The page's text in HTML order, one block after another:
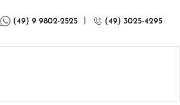
(49) 9 9802-2525 | (49) 3025-4295